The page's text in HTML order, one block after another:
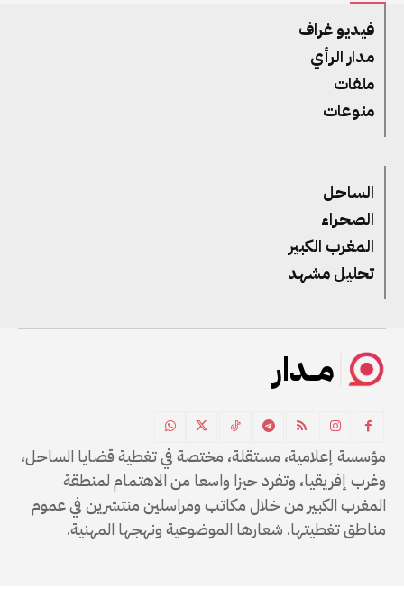
فيديو غراف
مدار الرأي
ملفات
منوعات
الساحل
الصحراء
المغرب الكبير
تحليل مشهد
مــدار
مؤسسة إعلامية، مستقلة، مختصة في تغطية قضايا الساحل،
وغرب إفريقيا، وتفرد حيزا واسعا من الاهتمام لمنطقة
المغرب الكبير من خلال مكاتب ومراسلين منتشرين في عموم
مناطق تغطيتها. شعارها الموضوعية ونهجها المهنية.